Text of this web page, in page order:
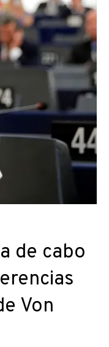
de cabo
Von